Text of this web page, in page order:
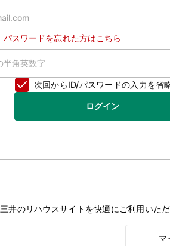
パスワードを忘れた方はこちら
次回からID/パスワードの入力を省
ログイン
三井のリハウスサイトを快適にご利用いた
マ